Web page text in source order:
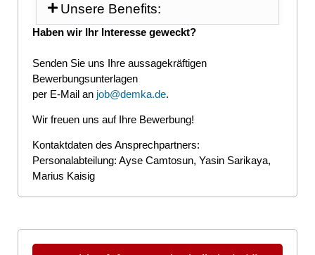
Unsere Benefits:
Haben wir Ihr Interesse geweckt?
Senden Sie uns Ihre aussagekräftigen
Bewerbungsunterlagen
per E-Mail an job@demka.de.
Wir freuen uns auf Ihre Bewerbung!
Kontaktdaten des Ansprechpartners:
Personalabteilung: Ayse Camtosun, Yasin Sarikaya,
Marius Kaisig